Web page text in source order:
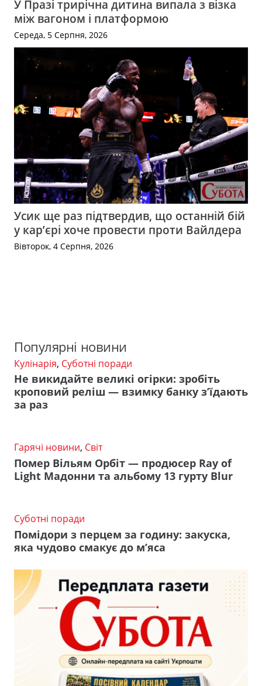
У Празі трирічна дитина випала з візка
між вагоном і платформою
Середа, 5 Серпня, 2026
Усик ще раз підтвердив, що останній бій
у кар’єрі хоче провести проти Вайлдера
Вівторок, 4 Серпня, 2026
Популярні новини
Кулінарія, Суботні поради
Не викидайте великі огірки: зробіть
кроповий реліш — взимку банку з’їдають
за раз
Гарячі новини, Світ
Помер Вільям Орбіт — продюсер Ray of
Light Мадонни та альбому 13 гурту Blur
Суботні поради
Помідори з перцем за годину: закуска,
яка чудово смакує до м’яса